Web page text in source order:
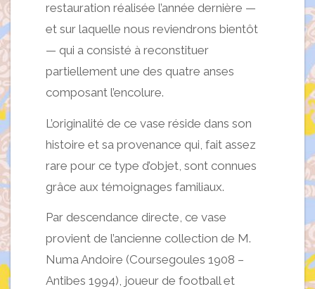
restauration réalisée l’année dernière —
et sur laquelle nous reviendrons bientôt
— qui a consisté à reconstituer
partiellement une des quatre anses
composant l’encolure.
L’originalité de ce vase réside dans son
histoire et sa provenance qui, fait assez
rare pour ce type d’objet, sont connues
grâce aux témoignages familiaux.
Par descendance directe, ce vase
provient de l’ancienne collection de M.
Numa Andoire (Coursegoules 1908 –
Antibes 1994), joueur de football et